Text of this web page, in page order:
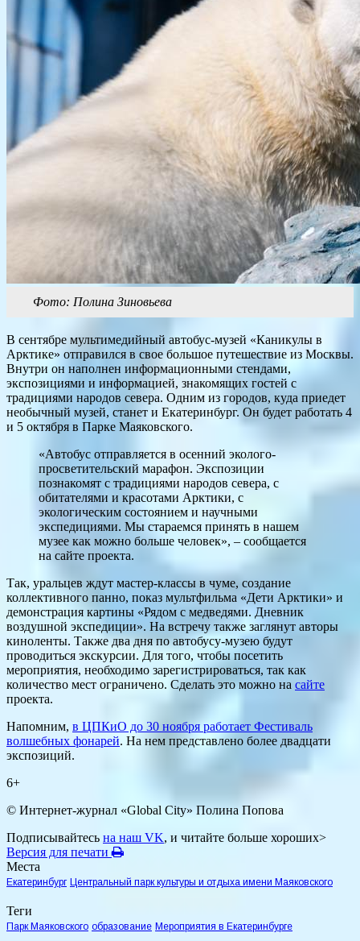
Фото: Полина Зиновьева
В сентябре мультимедийный автобус-музей «Каникулы в
Арктике» отправился в свое большое путешествие из Москвы.
Внутри он наполнен информационными стендами,
экспозициями и информацией, знакомящих гостей с
традициями народов севера. Одним из городов, куда приедет
необычный музей, станет и Екатеринбург. Он будет работать 4
и 5 октября в Парке Маяковского.
«Автобус отправляется в осенний эколого-
просветительский марафон. Экспозиции
познакомят с традициями народов севера, с
обитателями и красотами Арктики, с
экологическим состоянием и научными
экспедициями. Мы стараемся принять в нашем
музее как можно больше человек», – сообщается
на сайте проекта.
Так, уральцев ждут мастер-классы в чуме, создание
коллективного панно, показ мультфильма «Дети Арктики» и
демонстрация картины «Рядом с медведями. Дневник
воздушной экспедиции». На встречу также заглянут авторы
киноленты. Также два дня по автобусу-музею будут
проводиться экскурсии. Для того, чтобы посетить
мероприятия, необходимо зарегистрироваться, так как
количество мест ограничено. Сделать это можно на сайте
проекта.
Напомним, в ЦПКиО до 30 ноября работает Фестиваль
волшебных фонарей. На нем представлено более двадцати
экспозиций.
6+
© Интернет-журнал «Global City» Полина Попова
Подписывайтесь на наш VK, и читайте больше хороших>
Версия для печати
Места
Екатеринбург Центральный парк культуры и отдыха имени Маяковского
Теги
Парк Маяковского образование Мероприятия в Екатеринбурге